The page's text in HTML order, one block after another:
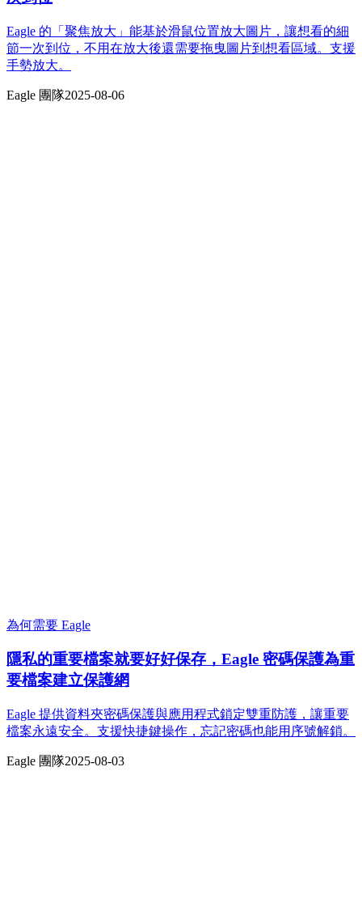
Eagle 的「聚焦放大」能基於滑鼠位置放大圖片，讓想看的細
節一次到位，不用在放大後還需要拖曳圖片到想看區域。支援
手勢放大。
Eagle 團隊2025-08-06
為何需要 Eagle
隱私的重要檔案就要好好保存，Eagle 密碼保護為重
要檔案建立保護網
Eagle 提供資料夾密碼保護與應用程式鎖定雙重防護，讓重要
檔案永遠安全。支援快捷鍵操作，忘記密碼也能用序號解鎖。
Eagle 團隊2025-08-03